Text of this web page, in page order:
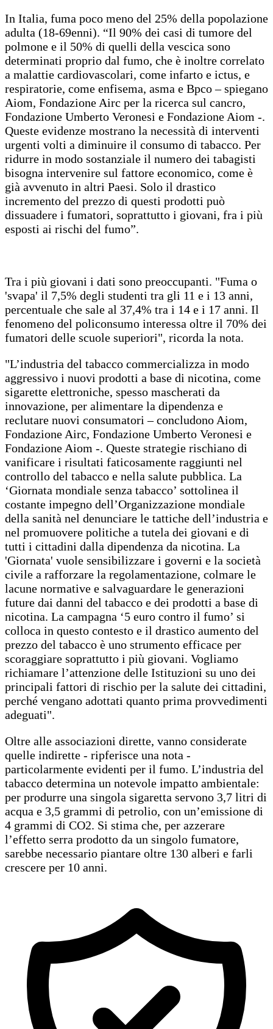
In Italia, fuma poco meno del 25% della popolazione
adulta (18-69enni). “Il 90% dei casi di tumore del
polmone e il 50% di quelli della vescica sono
determinati proprio dal fumo, che è inoltre correlato
a malattie cardiovascolari, come infarto e ictus, e
respiratorie, come enfisema, asma e Bpco – spiegano
Aiom, Fondazione Airc per la ricerca sul cancro,
Fondazione Umberto Veronesi e Fondazione Aiom -.
Queste evidenze mostrano la necessità di interventi
urgenti volti a diminuire il consumo di tabacco. Per
ridurre in modo sostanziale il numero dei tabagisti
bisogna intervenire sul fattore economico, come è
già avvenuto in altri Paesi. Solo il drastico
incremento del prezzo di questi prodotti può
dissuadere i fumatori, soprattutto i giovani, fra i più
esposti ai rischi del fumo”.
Tra i più giovani i dati sono preoccupanti. "Fuma o
'svapa' il 7,5% degli studenti tra gli 11 e i 13 anni,
percentuale che sale al 37,4% tra i 14 e i 17 anni. Il
fenomeno del policonsumo interessa oltre il 70% dei
fumatori delle scuole superiori", ricorda la nota.
"L’industria del tabacco commercializza in modo
aggressivo i nuovi prodotti a base di nicotina, come
sigarette elettroniche, spesso mascherati da
innovazione, per alimentare la dipendenza e
reclutare nuovi consumatori – concludono Aiom,
Fondazione Airc, Fondazione Umberto Veronesi e
Fondazione Aiom -. Queste strategie rischiano di
vanificare i risultati faticosamente raggiunti nel
controllo del tabacco e nella salute pubblica. La
‘Giornata mondiale senza tabacco’ sottolinea il
costante impegno dell’Organizzazione mondiale
della sanità nel denunciare le tattiche dell’industria e
nel promuovere politiche a tutela dei giovani e di
tutti i cittadini dalla dipendenza da nicotina. La
'Giornata' vuole sensibilizzare i governi e la società
civile a rafforzare la regolamentazione, colmare le
lacune normative e salvaguardare le generazioni
future dai danni del tabacco e dei prodotti a base di
nicotina. La campagna ‘5 euro contro il fumo’ si
colloca in questo contesto e il drastico aumento del
prezzo del tabacco è uno strumento efficace per
scoraggiare soprattutto i più giovani. Vogliamo
richiamare l’attenzione delle Istituzioni su uno dei
principali fattori di rischio per la salute dei cittadini,
perché vengano adottati quanto prima provvedimenti
adeguati".
Oltre alle associazioni dirette, vanno considerate
quelle indirette - ripferisce una nota -
particolarmente evidenti per il fumo. L’industria del
tabacco determina un notevole impatto ambientale:
per produrre una singola sigaretta servono 3,7 litri di
acqua e 3,5 grammi di petrolio, con un’emissione di
4 grammi di CO2. Si stima che, per azzerare
l’effetto serra prodotto da un singolo fumatore,
sarebbe necessario piantare oltre 130 alberi e farli
crescere per 10 anni.